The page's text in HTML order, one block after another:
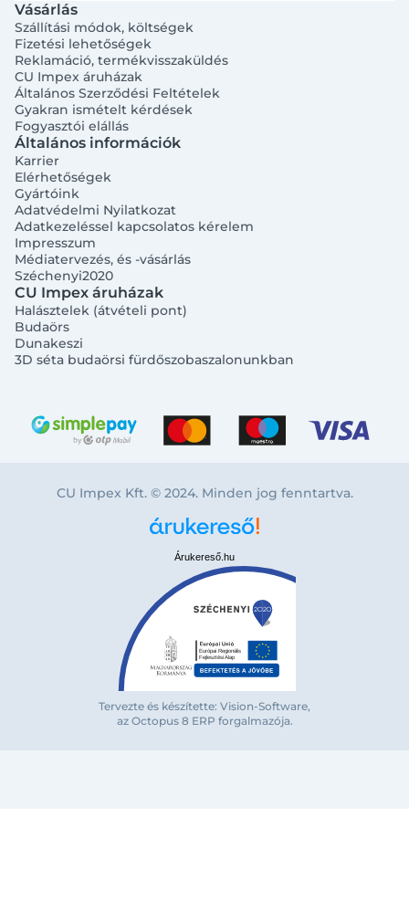
Bejelentkezés e-mail-címmel
Vásárlás
Szállítási módok, költségek
Fizetési lehetőségek
Reklamáció, termékvisszaküldés
CU Impex áruházak
Általános Szerződési Feltételek
Gyakran ismételt kérdések
Fogyasztói elállás
Általános információk
Karrier
Elérhetőségek
Gyártóink
Adatvédelmi Nyilatkozat
Adatkezeléssel kapcsolatos kérelem
Impresszum
Médiatervezés, és -vásárlás
Széchenyi2020
CU Impex áruházak
Halásztelek (átvételi pont)
Budaörs
Dunakeszi
3D séta budaörsi fürdőszobaszalonunkban
CU Impex Kft. © 2024. Minden jog fenntartva.
Árukereső.hu
Tervezte és készítette: Vision-Software,
az Octopus 8 ERP forgalmazója.